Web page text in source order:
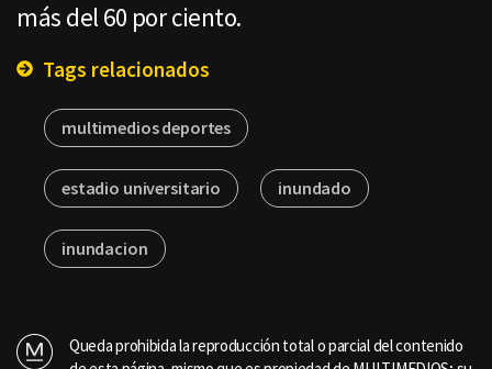
más del 60 por ciento.
Tags relacionados
multimedios deportes
estadio universitario inundado
inundacion
Queda prohibida la reproducción total o parcial del contenido